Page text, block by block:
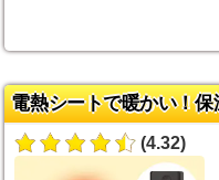
電熱シートで暖かい！
(4.32)